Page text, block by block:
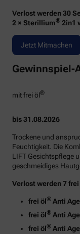
Verlost werden 30
2 × Sterillium® 2in1
Jetzt Mitmachen
Gewinnspiel-
mit frei öl®
bis 31.08.2026
Trockene und
Feuchtigkeit. Die
LIFT Gesichtspflege
geschmeidiges
Verlost werden 7 frei
frei öl® Anti
frei öl® Anti
frei öl® Anti